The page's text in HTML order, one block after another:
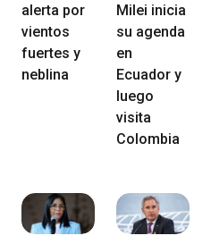
alerta por
vientos
fuertes y
neblina
Milei inicia
su agenda
en
Ecuador y
luego
visita
Colombia